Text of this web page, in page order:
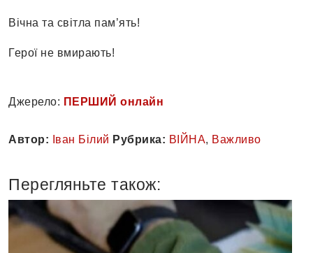
Вічна та світла пам’ять!
Герої не вмирають!
Джерело: ПЕРШИЙ онлайн
Автор: Іван Білий Рубрика: ВІЙНА, Важливо
Перегляньте також: